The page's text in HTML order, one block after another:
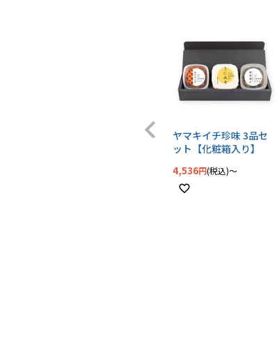
ヤマキイチ珍味 3品セ
ット【化粧箱入り】
4,536 税込 〜